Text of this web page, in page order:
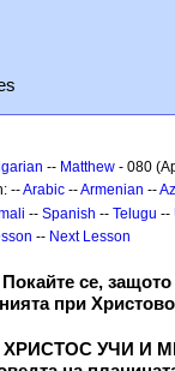
-- Matthew - 080
--Arabic --Armenian --
-- Spanish -- Telugu --
-- Next Lesson
се, защото
при
ХРИСТОС УЧИ И